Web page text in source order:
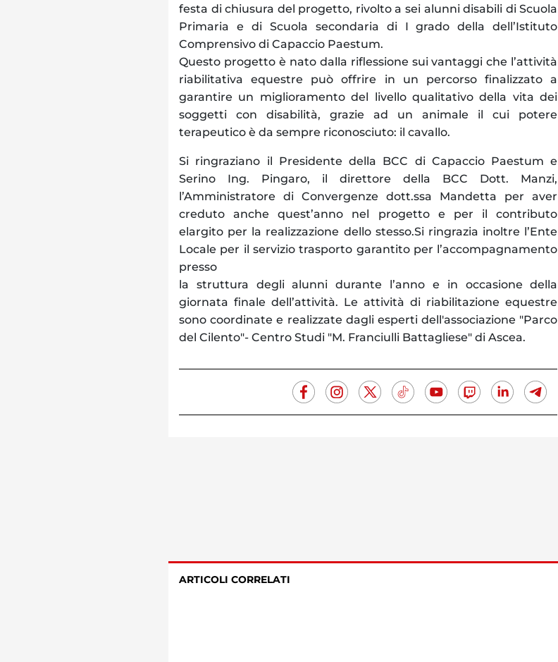
festa di chiusura del progetto, rivolto a sei alunni disabili di Scuola
Primaria e di Scuola secondaria di I grado della dell’Istituto
Comprensivo di Capaccio Paestum.
Questo progetto è nato dalla riflessione sui vantaggi che l’attività
riabilitativa equestre può offrire in un percorso finalizzato a
garantire un miglioramento del livello qualitativo della vita dei
soggetti con disabilità, grazie ad un animale il cui potere
terapeutico è da sempre riconosciuto: il cavallo.
Si ringraziano il Presidente della BCC di Capaccio Paestum e
Serino Ing. Pingaro, il direttore della BCC Dott. Manzi,
l’Amministratore di Convergenze dott.ssa Mandetta per aver
creduto anche quest’anno nel progetto e per il contributo
elargito per la realizzazione dello stesso.Si ringrazia inoltre l’Ente
Locale per il servizio trasporto garantito per l’accompagnamento
presso
la struttura degli alunni durante l’anno e in occasione della
giornata finale dell’attività. Le attività di riabilitazione equestre
sono coordinate e realizzate dagli esperti dell'associazione "Parco
del Cilento"- Centro Studi "M. Franciulli Battagliese" di Ascea.
ARTICOLI CORRELATI